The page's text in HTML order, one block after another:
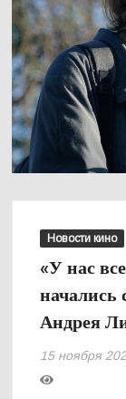
Новости кино
«У нас
Андрея
15 ноября